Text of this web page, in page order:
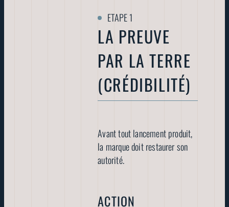
LA PREUVE
PAR LA TERRE
(CRÉDIBILITÉ)
Avant tout lancement produit,
la marque doit restaurer son
autorité.
ACTION